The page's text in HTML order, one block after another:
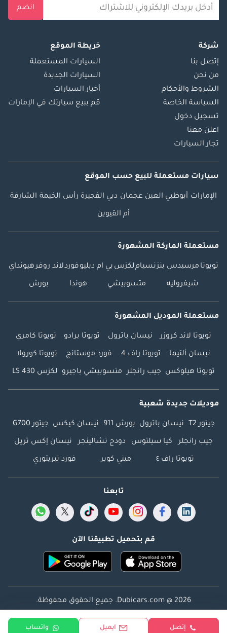
إتصل ايميل واتساب
انضم
شركة
إتصل بنا
من نحن
الشروط والأحكام
السياسة الخاصة
تسجيل دخول
اعلن معنا
تجار السيارات
خريطة الموقع
السيارات المستعملة
السيارات الجديدة
أخبار السيارات
قم ببيع سيارتك في الإمارات
سيارات مستعملة للبيع حسب الموقع
الإمارات أبوظبي العين عجمان دبي الفجيرة رأس الخيمة الشارقة
أم القيوين
مستعملة الماركة المشهورة
تويوتا مرسيدس بنزنسياملكزس بي ام دبليوفوردلاند روفرهيونداي
شيفروليه متسوبيشي هوندا بورش
مستعملة الموديل المشهورة
تويوتا لاند كروزر نيسان باترول تويوتا برادو تويوتا كامري
نيسان ألتيما تويوتا راف 4 فورد موستانج تويوتا كورولا
تويوتا هيلوكس جيب رانجلر متسوبيشي باجيرو لكزس LS 430
موديلات جديدة شعبية
جيتور T2 نيسان باترول بورش 911 نيسان كيكس جيتور G700
جيب رانجلر كيا سيلتوس دودج تشالينجر نيسان إكس تريل
تويوتا راف ٤ ميني كوبر فورد تيريتوري
تابعنا
قم بتحميل تطبيقنا الآن
Dubicars.com @ 2026. جميع الحقوق محفوظة.
العنوان: 2114 ، برج شذى ، المدينة الإعلامية ، دبي ، الإمارات